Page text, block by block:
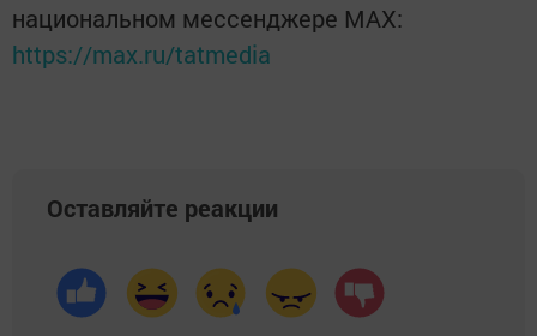
национальном мессенджере MАХ:
https://max.ru/tatmedia
Оставляйте реакции